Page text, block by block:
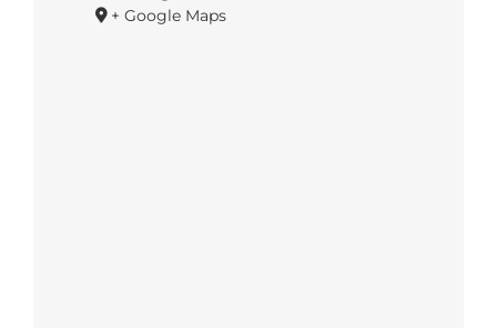
+ Google Maps